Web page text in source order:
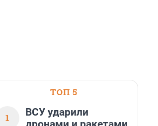
ТОП 5
1
ВСУ ударили